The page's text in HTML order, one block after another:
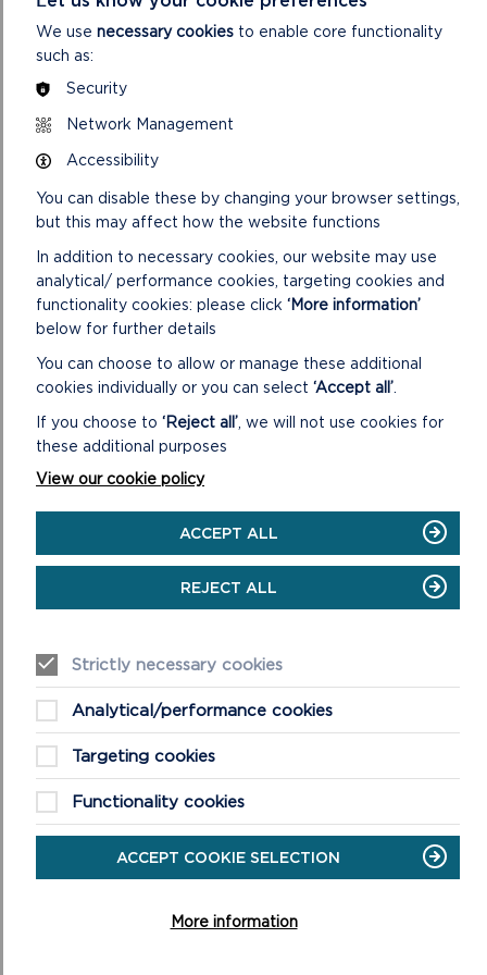
Caeriw. Mae gwybodaeth a chanllawiau diogelwch ar gael ar
y safle archebu. Dylai pobl eu darllen cyn archebu er mwyn
sicrhau eu bod nhw’n gallu defnyddio a gweithredu’r gadair
yn ddiogel.
“Mae’r cadeiriau olwyn ar gyfer y traeth yn cefnogi amcanion
‘mynediad i bawb’ Awdurdod y Parc Cenedlaethol. Ni fyddai
wedi bod yn bosibl iddyn nhw fod ar gael ar gyfer y tymor
hwn heb gyfraniad y busnesau a’r grwpiau cymunedol lleol
sydd wedi bod yn hael iawn trwy gynnal cadair olwyn ar y
Mae cadeiriau olwyn safonol ar gyfer y traeth ar gael, a nifer
fach o rai i blant hefyd. Bydd cadeiriau olwyn y traeth ar gael
mewn cymaint â phum traeth hygyrch yn Sir Benfro yn ystod
y gaeaf.
Yn amodol ar argaeledd, mae hefyd yn bosibl benthyg cadair
olwyn y traeth dros y Nadolig a’r Flwyddyn Newydd. Gellir
gwneud hyn drwy gysylltu â Sarah yn uniongyrchol.
Gallwch archebu cadair olwyn y traeth ymlaen llaw ar-lein ar
https://www.arfordirpenfro.cymru/pethau-iw-
gwneud/mynediad-i-bawb/cadeiriau-olwyn-y-traethau/
fyddwch yn cyrraedd y traeth o’ch dewis.
archebu a lleoliadau’r cadeiriau ar gael ar y safle archebu:
https://www.arfordirpenfro.cymru/pethau-iw-
gwneud/mynediad-i-bawb/cadeiriau-olwyn-y-traethau/
I gael rhagor o wybodaeth am brosiect cadeiriau olwyn y
traeth, cysylltwch â Chydlynydd Cadeiriau Olwyn y Traeth,
Sarah Beauclerk, drwy e-bost:sarahb@arfordirpenfro.org.uk
We use necessary cookies to enable core functionality
such as:
Security
Network Management
Accessibility
You can disable these by changing your browser settings,
but this may affect how the website functions
In addition to necessary cookies, our website may use
analytical/ performance cookies, targeting cookies and
functionality cookies: please click ‘More information’
below for further details
You can choose to allow or manage these additional
cookies individually or you can select ‘Accept all’.
If you choose to ‘Reject all’, we will not use cookies for
these additional purposes
View our cookie policy
ACCEPT ALL
REJECT ALL
Strictly necessary cookies
Analytical/performance cookies
Targeting cookies
Functionality cookies
ACCEPT COOKIE SELECTION
More information